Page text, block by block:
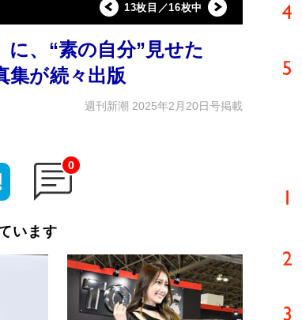
13枚目／16枚中
、“素の自分”見せた
集が続々出版
週刊新潮 2025年2月20日号掲載
0
います